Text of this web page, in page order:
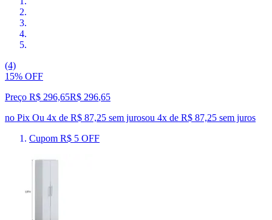
(4)
15% OFF
Preço R$ 296,65R$ 296,65
no Pix Ou 4x de R$ 87,25 sem jurosou 4x de R$ 87,25 sem juros
Cupom R$ 5 OFF